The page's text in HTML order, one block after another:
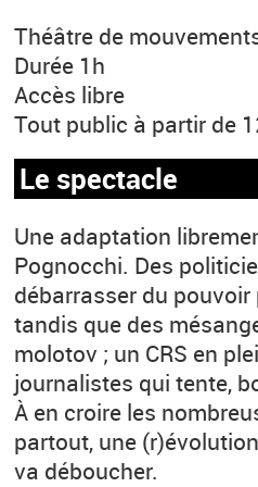
Théâtre de
Durée 1h
Accès libre
Tout public à partir de
Le spectacle
Une adaptation
Pognocchi. Des
débarrasser du
tandis que des
molotov ; un CRS en
journalistes qui tente,
À en croire les
partout, une
va déboucher.